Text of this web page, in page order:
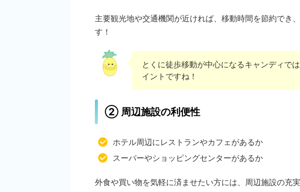
主要観光地や交通機関が近ければ、移動時間を節約でき
す！
とくに徒歩移動が中心になるキャンディで
イントですね！
② 周辺施設の利便性
ホテル周辺にレストランやカフェがあるか
スーパーやショッピングセンターがあるか
外食や買い物を気軽に済ませたい方には、周辺施設の充